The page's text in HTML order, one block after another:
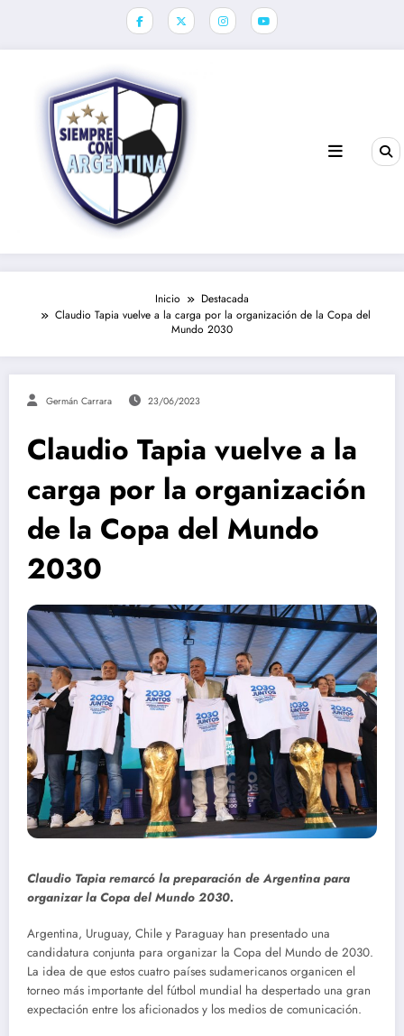
Inicio
Destacada
Claudio Tapia vuelve a la carga por la organización de la Copa del
Mundo 2030
Germán Carrara 23/06/2023
Claudio Tapia vuelve a la
carga por la organización
de la Copa del Mundo
2030
Claudio Tapia remarcó la preparación de Argentina para
organizar la Copa del Mundo 2030.
Argentina, Uruguay, Chile y Paraguay han presentado una
candidatura conjunta para organizar la Copa del Mundo de 2030.
La idea de que estos cuatro países sudamericanos organicen el
torneo más importante del fútbol mundial ha despertado una gran
expectación entre los aficionados y los medios de comunicación.